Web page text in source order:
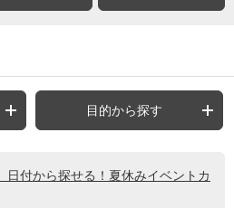
目的から探す
日付から探せる！夏休みイベントカ